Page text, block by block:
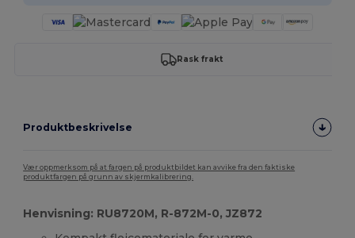
Rask frakt
Produktbeskrivelse
Vær oppmerksom på at fargen på produktbildet kan avvike fra den faktiske
produktfargen på grunn av skjermkalibrering.
Henvisning: RU8720M, R-872M-0, JZ872